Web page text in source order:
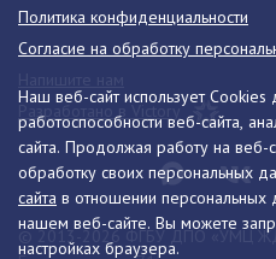
Наш веб-сайт использует Cookies
работоспособности веб-сайта,
сайта. Продолжая работу на веб-
обработку своих персональных
сайта в отношении персональных
нашем веб-сайте. Вы можете
настройках браузера.
© 2013-2026 ФГБУ ДПО «УМЦ
Политика конфиденциальности
Согласие на обработку
Разработано в Victory